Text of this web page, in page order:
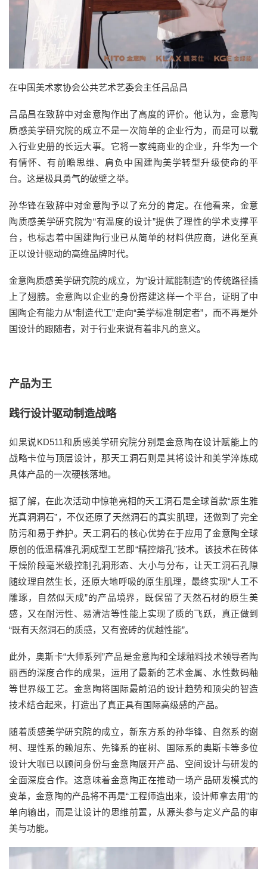
在中国美术家协会公共艺术艺委会主任吕品昌
吕品昌在致辞中对金意陶作出了高度的评价。他认为 ， 金意陶
质感美学研究院的成立不是一次简单的企业行为，而是可以载
入行业史册的长远大事。它将一家纯商业的企业，升华为一个
有情怀、有前瞻思维、肩负中国建陶美学转型升级使命的平
台。 这是极具勇气的破壁之举。
孙华锋在致辞中对金意陶予以了充分的肯定。在他看来， 金意
陶质感美学研究院为“有温度的设计”提供了理性的学术支撑平
台，也标志着中国建陶行业已从简单的材料供应商，进化至真
正以设计驱动的高维品牌时代。
金意陶质感美学研究院的成立， 为“设计赋能制造”的传统路径插
上了翅膀。 金意陶以企业的身份搭建这样一个平台，证明了中
国陶企有能力从“制造代工”走向“美学标准制定者”，而不再是外
国设计的跟随者， 对于行业来说有着非凡的意义。
产品为王
践行设计驱动制造战略
如果说KD511和质感美学研究院分别是金意陶在设计赋能上的
战略卡位与顶层设计，那天工洞石则是其将设计和美学淬炼成
具体产品的一次硬核落地。
据了解，在此次活动中惊艳亮相的天工洞石是全球首款“原生雅
光真洞洞石”，不仅还原了天然洞石的真实肌理， 还做到了完全
防污和易于养护。 天工洞石的核心优势在于应用了金意陶全球
原创 的低温精准孔洞成型工艺即“精控熔孔”技术。 该技术在砖体
干燥阶段毫米级控制孔洞形态、大小与分布，让天工洞石孔隙
随纹理自然生长，还原大地呼吸的原生肌理 ， 最终实现“人工不
雕琢，自然似天成”的产品境界 ，既保留了天然石材的原生美
感，又在耐污性、易清洁等性能上实现了质的飞跃， 真正做到
“既有天然洞石的质感，又有瓷砖的优越性能”。
此外，奥斯卡“大师系列”产品是金意陶和全球釉料技术领导者陶
丽西的深度合作的成果，运用了最新的艺术金属、水性数码釉
等世界级工艺。 金意陶将国际最前沿的设计趋势和顶尖的智造
技术结合起来，打造出了真正具有国际高级感的产品。
随着质感美学研究院的成立， 新东方系的孙华锋、自然系的谢
柯、理性系的赖旭东、先锋系的崔树、国际系的奥斯卡等多位
设计大咖已以顾问身份与金意陶展开产品、空间设计与研发的
全面深度合作。这意味着金意陶正在推动一场产品研发模式的
变革，金意陶的产品将不再是“工程师造出来，设计师拿去用”的
单向输出，而是让设计的思维前置，从源头参与定义产品的审
美与功能。